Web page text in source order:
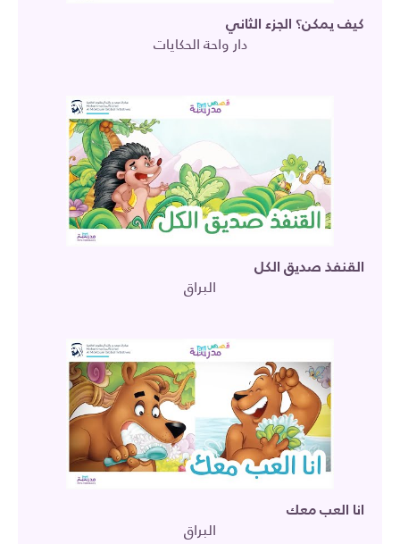
كيف يمكن؟ الجزء الثاني
دار واحة الحكايات
القنفذ صديق الكل
البراق
انا العب معك
البراق